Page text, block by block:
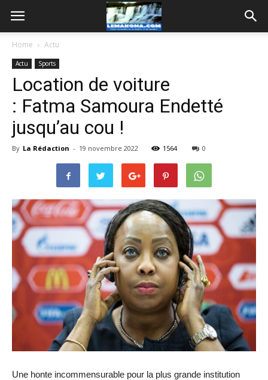
Home Actu
Actu Sports
Location de voiture
: Fatma Samoura Endetté
jusqu’au cou !
By La Rédaction - 19 novembre 2022 1564 0
Une honte incommensurable pour la plus grande institution